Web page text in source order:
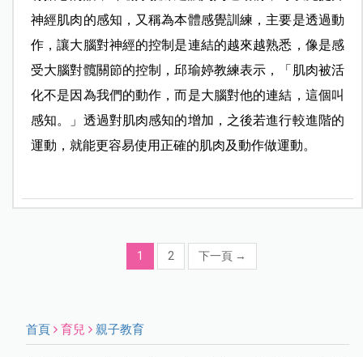
神經肌肉的感知，又稱為本體感覺訓練，主要是透過動
作，讓大腦對神經的控制是連結的越來越熟悉，像是感
受大腦對髖關節的控制，邱瑜婷教練表示，「肌肉被活
化不是因為我們的動作，而是大腦對他的連結，這個叫
感知。」透過對肌肉感知的增加，之後若進行較進階的
運動，就能更容易使用正確的肌肉及動作做運動。
1 2 下一頁 →
首頁 育兒 親子教育